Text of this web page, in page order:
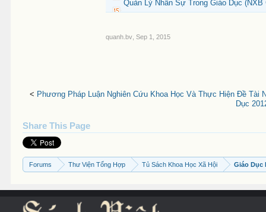
Quản Lý Nhân Sự Trong Giáo Dục
quanh.bv Sep 1, 2015
< Phương Pháp Luận Nghiên Cứu Khoa Học Và Thực Hiện Đề Tài
Dục
Share This Page
Forums Thư Viện Tổng Hợp Tủ Sách Khoa Học Xã Hội Giáo Dục